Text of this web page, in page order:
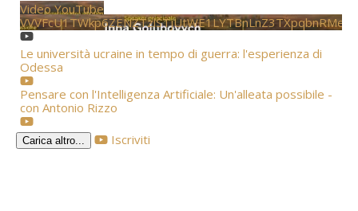
Video YouTube
Le università ucraine in tempo di guerra: l'esperienza di
Odessa
Pensare con l'Intelligenza Artificiale: Un'alleata possibile -
con Antonio Rizzo
Carica altro... Iscriviti